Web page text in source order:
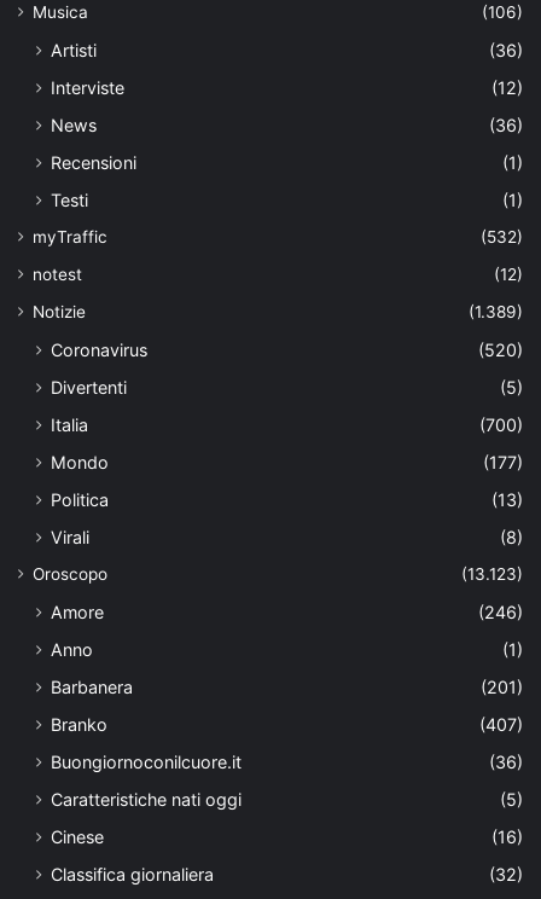
Musica (106)
Artisti
(36)
Interviste
(12)
News
(36)
Recensioni
(1)
Testi
(1)
myTraffic
(532)
notest
(12)
Notizie
(1.389)
Coronavirus
(520)
Divertenti
(5)
Italia
(700)
Mondo
(177)
Politica
(13)
Virali
(8)
Oroscopo (13.123)
Amore
(246)
Anno
(1)
Barbanera
(201)
Branko
(407)
Buongiornoconilcuore.it
(36)
Caratteristiche nati oggi
(5)
Cinese
(16)
Classifica giornaliera
(32)